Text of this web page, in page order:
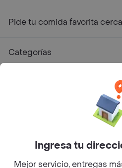
Pide tu comida favorita
Categorías
©2026Rappi Inc. All
Ingresa tu
Mejor servicio, entregas